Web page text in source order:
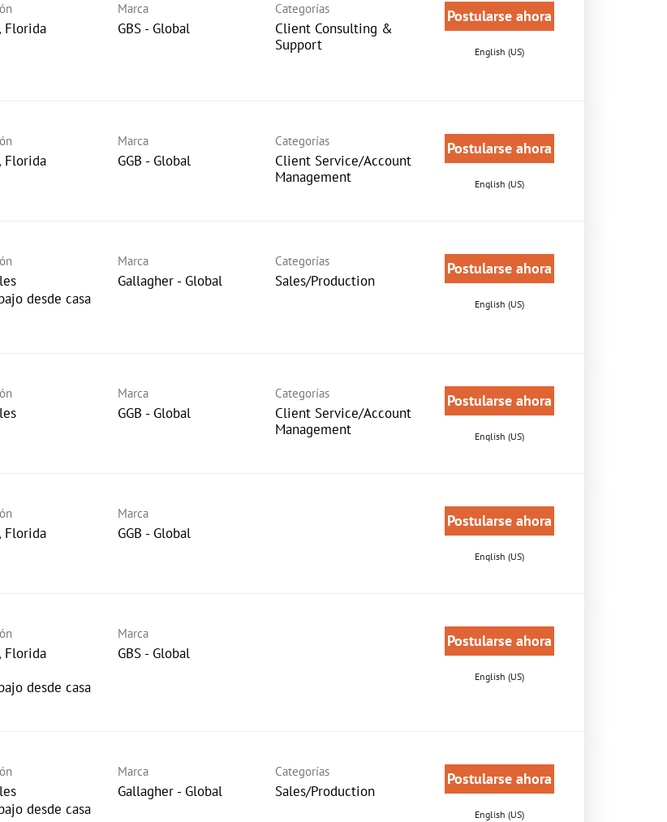
Florida
Marca
GBS - Global
Categorías
Client Consulting &
Support
Postularse ahora
English (US)
Florida
Marca
GGB - Global
Categorías
Client Service/Account
Management
Postularse ahora
English (US)
desde casa
Marca
Gallagher - Global
Categorías
Sales/Production
Postularse ahora
English (US)
Marca
GGB - Global
Categorías
Client Service/Account
Management
Postularse ahora
English (US)
Florida
Marca
GGB - Global
Postularse ahora
English (US)
Florida
desde casa
Marca
GBS - Global
Postularse ahora
English (US)
desde casa
Marca
Gallagher - Global
Categorías
Sales/Production
Postularse ahora
English (US)